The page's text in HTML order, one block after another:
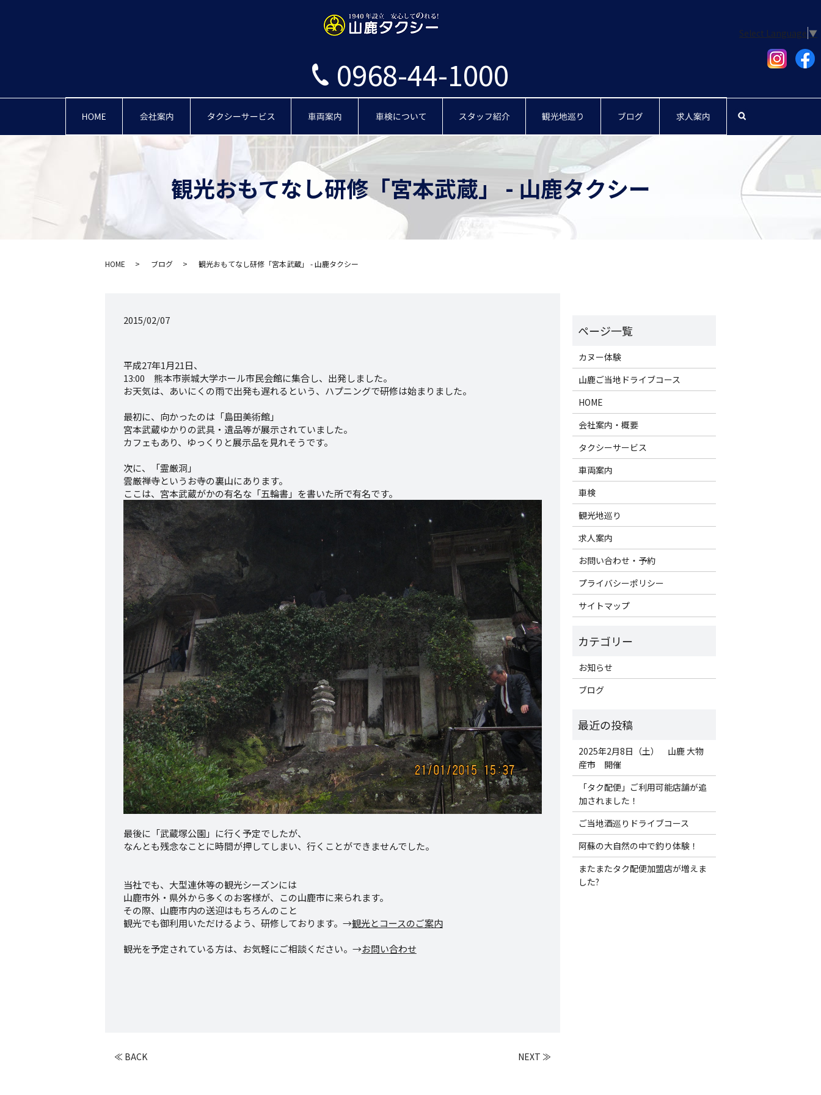
0968-44-1000
Select Language ▼
観光おもてなし研修「宮本武蔵」 - 山鹿タクシー
HOME ブログ 観光おもてなし研修「宮本武蔵」 - 山鹿タクシー
2015/02/07
平成27年1月21日、
13:00 熊本市崇城大学ホール市民会館に集合し、出発しました。
お天気は、あいにくの雨で出発も遅れるという、ハプニングで研修は始まりました。
最初に、向かったのは「島田美術館」
宮本武蔵ゆかりの武具・遺品等が展示されていました。
カフェもあり、ゆっくりと展示品を見れそうです。
次に、「霊厳洞」
雲厳禅寺というお寺の裏山にあります。
ここは、宮本武蔵がかの有名な「五輪書」を書いた所で有名です。
最後に「武蔵塚公園」に行く予定でしたが、
なんとも残念なことに時間が押してしまい、行くことができませんでした。
当社でも、大型連休等の観光シーズンには
山鹿市外・県外から多くのお客様が、この山鹿市に来られます。
その際、山鹿市内の送迎はもちろんのこと
観光でも御利用いただけるよう、研修しております。→観光とコースのご案内
観光を予定されている方は、お気軽にご相談ください。→お問い合わせ
≪ BACK NEXT ≫
カヌー体験
山鹿ご当地ドライブコース
HOME
会社案内・概要
タクシーサービス
車両案内
車検
観光地巡り
求人案内
お問い合わせ・予約
プライバシーポリシー
サイトマップ
お知らせ
ブログ
2025年2月8日（土） 山鹿 大物
産市 開催
「タク配便」ご利用可能店舗が追
加されました！
ご当地酒巡りドライブコース
阿蘇の大自然の中で釣り体験！
またまたタク配便加盟店が増えま
した?